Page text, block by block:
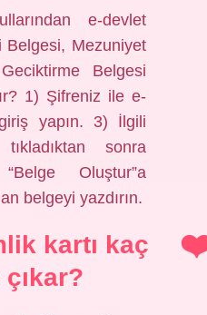
e-devlet
Belgesi, Mezuniyet
Belgesi
1) Şifreniz ile e-
yapın. 3) İlgili
sonra
Oluştur”a
belgeyi yazdırın.
kartı kaç